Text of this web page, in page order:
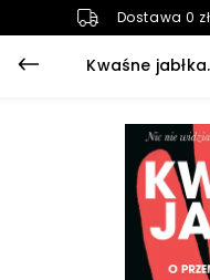
Dostawa 0